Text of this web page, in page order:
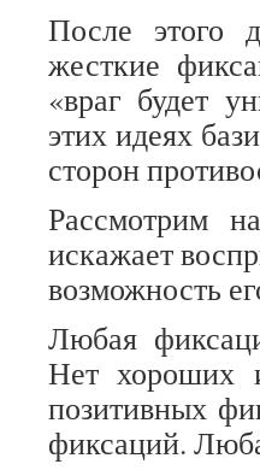
После этого
жесткие
«враг будет
этих идеях
сторон
Рассмотрим
искажает
возможность
Любая
Нет хороших
позитивных
фиксаций.